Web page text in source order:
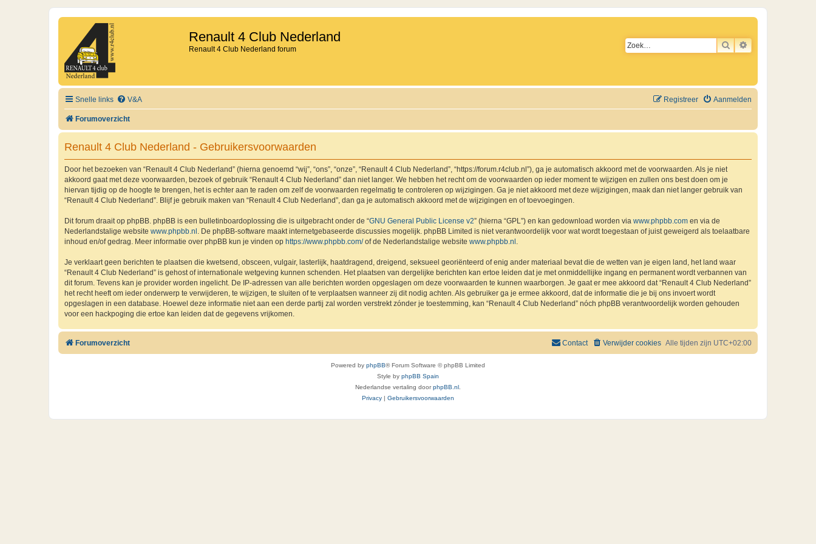
Renault 4 Club Nederland
Renault 4 Club Nederland forum ZOEKUITGEBREID
Snelle links V&A Aanmelden
Registreer
Forumoverzicht
Renault 4 Club Nederland - Gebruikersvoorwaarden
Door het bezoeken van “Renault 4 Club Nederland” (hierna genoemd “wij”, “ons”, “onze”, “Renault 4 Club Nederland”, “https://forum.r4club.nl”), ga je automatisch akkoord met de voorwaarden. Als je niet
akkoord gaat met deze voorwaarden, bezoek of gebruik “Renault 4 Club Nederland” dan niet langer. We hebben het recht om de voorwaarden op ieder moment te wijzigen en zullen ons best doen om je
hiervan tijdig op de hoogte te brengen, het is echter aan te raden om zelf de voorwaarden regelmatig te controleren op wijzigingen. Ga je niet akkoord met deze wijzigingen, maak dan niet langer gebruik van
“Renault 4 Club Nederland”. Blijf je gebruik maken van “Renault 4 Club Nederland”, dan ga je automatisch akkoord met de wijzigingen en of toevoegingen.
Dit forum draait op phpBB. phpBB is een bulletinboardoplossing die is uitgebracht onder de “GNU General Public License v2” (hierna “GPL”) en kan gedownload worden via www.phpbb.com en via de
Nederlandstalige website www.phpbb.nl . De phpBB-software maakt internetgebaseerde discussies mogelijk. phpBB Limited is niet verantwoordelijk voor wat wordt toegestaan of juist geweigerd als toelaatbare
inhoud en/of gedrag. Meer informatie over phpBB kun je vinden op https://www.phpbb.com/of de Nederlandstalige website www.phpbb.nl .
Je verklaart geen berichten te plaatsen die kwetsend, obsceen, vulgair, lasterlijk, haatdragend, dreigend, seksueel georiënteerd of enig ander materiaal bevat die de wetten van je eigen land, het land waar
“Renault 4 Club Nederland” is gehost of internationale wetgeving kunnen schenden. Het plaatsen van dergelijke berichten kan ertoe leiden dat je met onmiddellijke ingang en permanent wordt verbannen van
dit forum. Tevens kan je provider worden ingelicht. De IP-adressen van alle berichten worden opgeslagen om deze voorwaarden te kunnen waarborgen. Je gaat er mee akkoord dat “Renault 4 Club Nederland”
het recht heeft om ieder onderwerp te verwijderen, te wijzigen, te sluiten of te verplaatsen wanneer zij dit nodig achten. Als gebruiker ga je ermee akkoord, dat de informatie die je bij ons invoert wordt
opgeslagen in een database. Hoewel deze informatie niet aan een derde partij zal worden verstrekt zónder je toestemming, kan “Renault 4 Club Nederland” nóch phpBB verantwoordelijk worden gehouden
voor een hackpoging die ertoe kan leiden dat de gegevens vrijkomen.
Forumoverzicht Alle tijden zijn UTC+02:00
Verwijder cookies
Contact
Powered by phpBB® Forum Software © phpBB Limited
Style by phpBB Spain
Nederlandse vertaling doorphpBB.nl .
Privacy
Gebruikersvoorwaarden